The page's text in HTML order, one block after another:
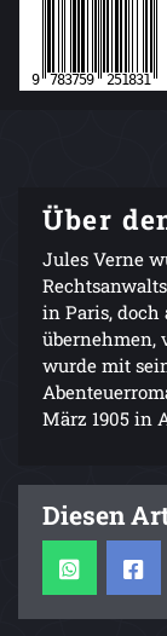
Über
Jules Verne
in Paris, doch
übernehmen,
wurde mit
März 1905 in
Diesen